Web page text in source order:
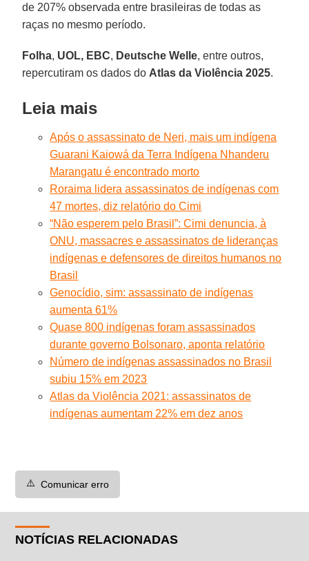
de 207% observada entre brasileiras de todas as
raças no mesmo período.
Folha, UOL, EBC, Deutsche Welle, entre outros,
repercutiram os dados do Atlas da Violência 2025.
Leia mais
Após o assassinato de Neri, mais um indígena
Guarani Kaiowá da Terra Indígena Nhanderu
Marangatu é encontrado morto
Roraima lidera assassinatos de indígenas com
47 mortes, diz relatório do Cimi
“Não esperem pelo Brasil”: Cimi denuncia, à
ONU, massacres e assassinatos de lideranças
indígenas e defensores de direitos humanos no
Brasil
Genocídio, sim: assassinato de indígenas
aumenta 61%
Quase 800 indígenas foram assassinados
durante governo Bolsonaro, aponta relatório
Número de indígenas assassinados no Brasil
subiu 15% em 2023
Atlas da Violência 2021: assassinatos de
indígenas aumentam 22% em dez anos
⚠️ Comunicar erro
NOTÍCIAS RELACIONADAS